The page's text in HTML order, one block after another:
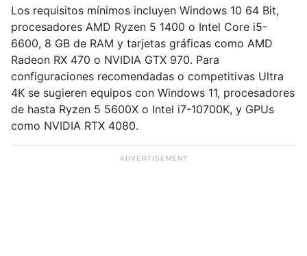
Los requisitos mínimos incluyen Windows 10 64 Bit,
procesadores AMD Ryzen 5 1400 o Intel Core i5-
6600, 8 GB de RAM y tarjetas gráficas como AMD
Radeon RX 470 o NVIDIA GTX 970. Para
configuraciones recomendadas o competitivas Ultra
4K se sugieren equipos con Windows 11, procesadores
de hasta Ryzen 5 5600X o Intel i7-10700K, y GPUs
como NVIDIA RTX 4080.